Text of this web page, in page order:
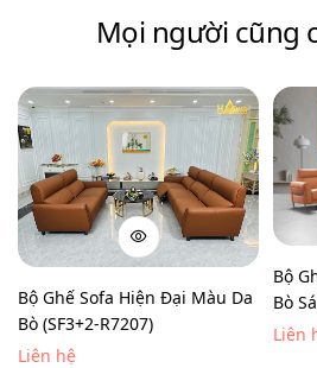
Mọi người cũng
Bộ Ghế Sofa Hiện Đại Màu Da
Bò (SF3+2-R7207)
Liên hệ
Bộ
Bò
Liên